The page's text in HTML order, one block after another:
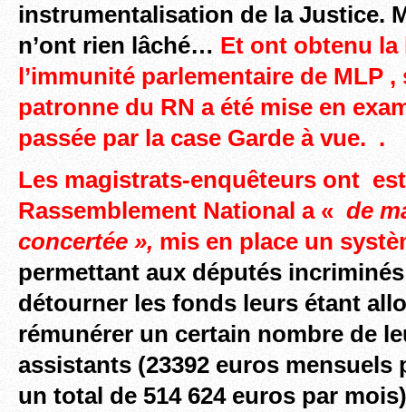
instrumentalisation de la Justice.
n’ont rien lâché… Et ont obtenu la
l’immunité parlementaire de MLP
patronne du RN a été mise en
passée par la case Garde à vue. .
Les magistrats-enquêteurs ont
Rassemblement National a « de
concertée », mis en place un
permettant aux députés
détourner les fonds leurs étant
rémunérer un certain nombre de
assistants (23392 euros mensuels
un total de 514 624 euros par